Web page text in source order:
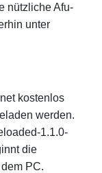
nützliche Afu-
unter
kostenlos
werden.
1.1.0-
die
PC.